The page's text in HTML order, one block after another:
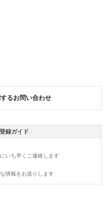
るお問い合わせ
録ガイド
いち早くご連絡します
情報をお送りします